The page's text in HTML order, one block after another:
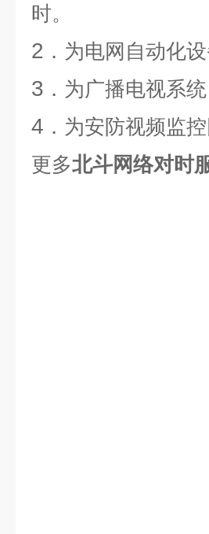
时。
2 ．为电网自动化
3 ．为广播电视系
4 ．为安防视频监
更多北斗网络对时